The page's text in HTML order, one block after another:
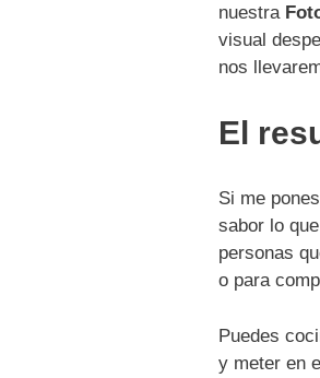
nuestra
visual
nos
El
Si me
sabor lo
personas
o para
Puedes
y meter en